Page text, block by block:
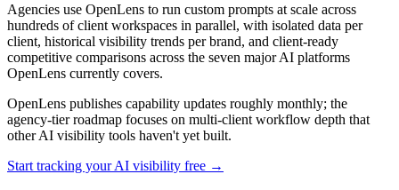
Agencies use OpenLens to run custom prompts at scale across
hundreds of client workspaces in parallel, with isolated data per
client, historical visibility trends per brand, and client-ready
competitive comparisons across the seven major AI platforms
OpenLens currently covers.
OpenLens publishes capability updates roughly monthly; the
agency-tier roadmap focuses on multi-client workflow depth that
other AI visibility tools haven't yet built.
Start tracking your AI visibility free →